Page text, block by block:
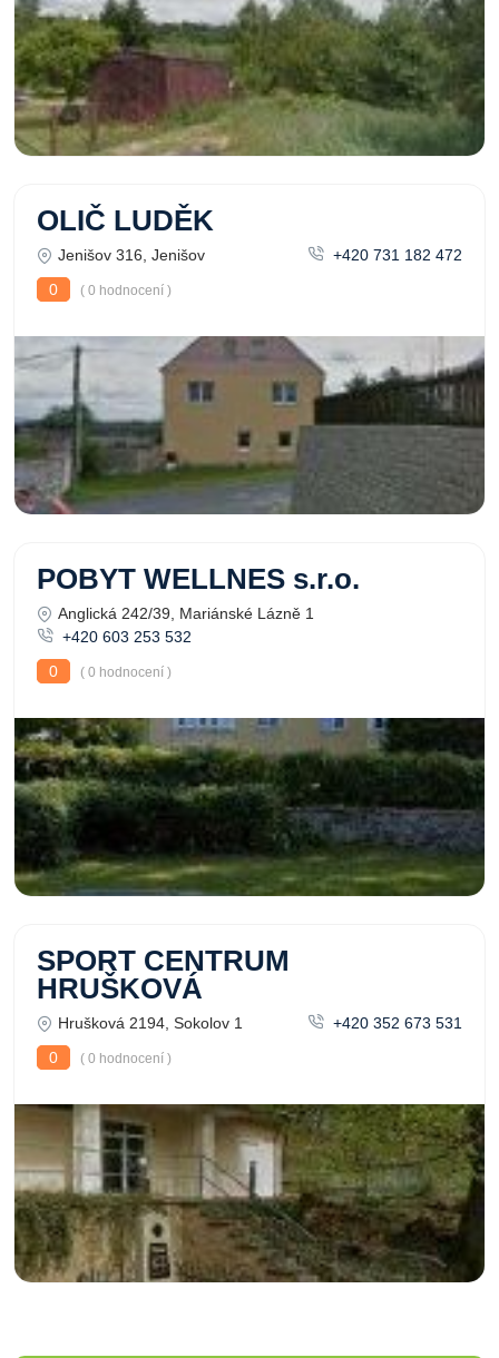
OLIČ LUDĚK
Jenišov 316, Jenišov
+420 731 182 472
0
( 0 hodnocení )
POBYT WELLNES s.r.o.
Anglická 242/39, Mariánské Lázně 1
+420 603 253 532
0
( 0 hodnocení )
SPORT CENTRUM
HRUŠKOVÁ
Hrušková 2194, Sokolov 1
+420 352 673 531
0
( 0 hodnocení )